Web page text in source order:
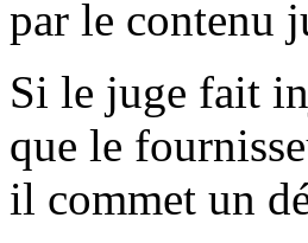
par le contenu
Si le juge fait
que le
il commet un